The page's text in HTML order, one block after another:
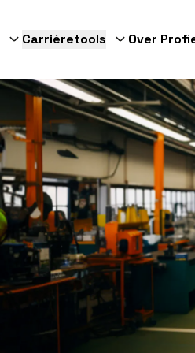
Carrièretools Over